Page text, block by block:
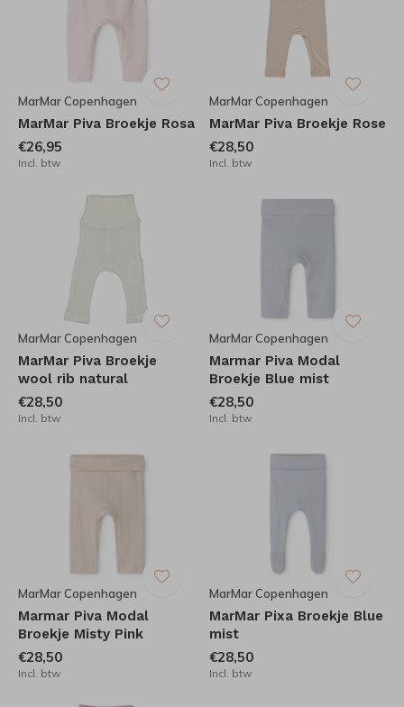
MarMar Copenhagen
MarMar Piva Broekje Rosa
€26,95
Incl. btw
MarMar Copenhagen
MarMar Piva Broekje Rose
€28,50
Incl. btw
MarMar Copenhagen
MarMar Piva Broekje
wool rib natural
€28,50
Incl. btw
MarMar Copenhagen
Marmar Piva Modal
Broekje Blue mist
€28,50
Incl. btw
MarMar Copenhagen
Marmar Piva Modal
Broekje Misty Pink
€28,50
Incl. btw
MarMar Copenhagen
MarMar Pixa Broekje Blue
mist
€28,50
Incl. btw